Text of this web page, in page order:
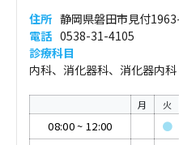
住所 静岡県磐田市見付
電話 0538-31-4105
診療科目
内科、消化器科、消化器内科
月 火
08:00~ 12:00 ●